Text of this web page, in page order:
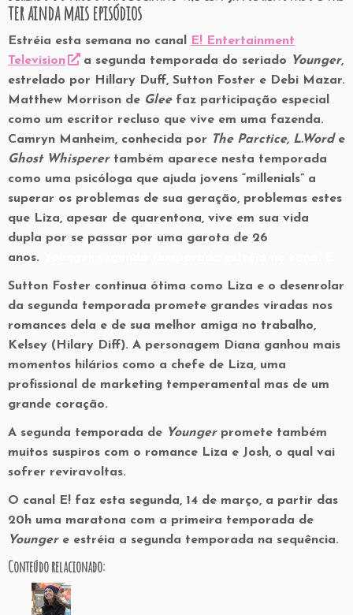
ter ainda mais episódios
Estréia esta semana no canal
E! Entertainment
Television
a segunda temporada do seriado Younger,
estrelado por Hillary Duff, Sutton Foster e Debi Mazar.
Matthew Morrison de Gleefaz participação especial
como um escritor recluso que vive em uma fazenda.
Camryn Manheim, conhecida por The Parctice, L.Word e
Ghost Whisperer também aparece nesta temporada
como uma psicóloga que ajuda jovens “millenials” a
superar os problemas de sua geração, problemas estes
que Liza, apesar de quarentona, vive em sua vida
dupla por se passar por uma garota de 26
anos.
Sutton Foster continua ótima como Liza e o desenrolar
da segunda temporada promete grandes viradas nos
romances dela e de sua melhor amiga no trabalho,
Kelsey (Hilary Diff). A personagem Diana ganhou mais
momentos hilários como a chefe de Liza, uma
profissional de marketing temperamental mas de um
grande coração.
A segunda temporada de Youngerpromete também
muitos suspiros com o romance Liza e Josh, o qual vai
sofrer reviravoltas.
O canal E! faz esta segunda, 14 de março, a partir das
20h uma maratona com a primeira temporada de
Youngere estréia a segunda temporada na sequência.
Conteúdo relacionado: